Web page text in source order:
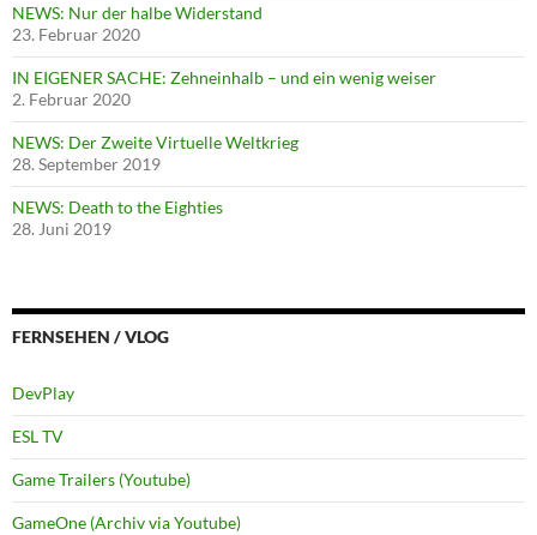
NEWS: Nur der halbe Widerstand
23. Februar 2020
IN EIGENER SACHE: Zehneinhalb – und ein wenig weiser
2. Februar 2020
NEWS: Der Zweite Virtuelle Weltkrieg
28. September 2019
NEWS: Death to the Eighties
28. Juni 2019
FERNSEHEN / VLOG
DevPlay
ESL TV
Game Trailers (Youtube)
GameOne (Archiv via Youtube)